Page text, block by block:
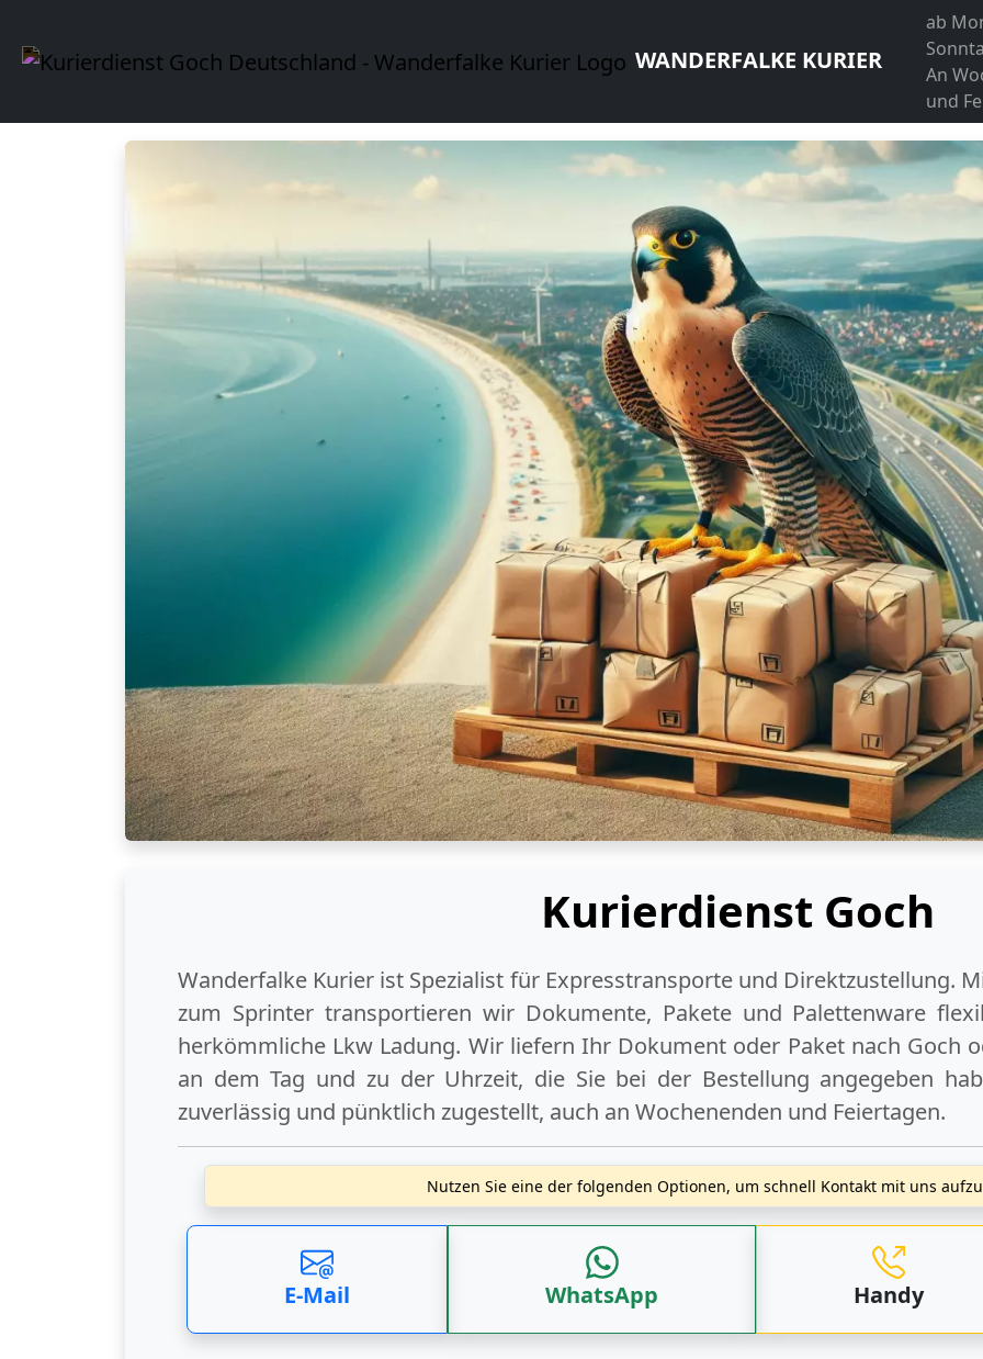
WANDERFALKE KURIER
ab
An
und
Kurierdienst Goch
Wanderfalke Kurier ist Spezialist für Expresstransporte und Direktzustellung.
zum Sprinter transportieren wir Dokumente, Pakete und Palettenware
herkömmliche Lkw Ladung. Wir liefern Ihr Dokument oder Paket nach Goch
an dem Tag und zu der Uhrzeit, die Sie bei der Bestellung angegeben
zuverlässig und pünktlich zugestellt, auch an Wochenenden und Feiertagen.
Nutzen Sie eine der folgenden Optionen, um schnell Kontakt mit uns
E-Mail WhatsApp Handy